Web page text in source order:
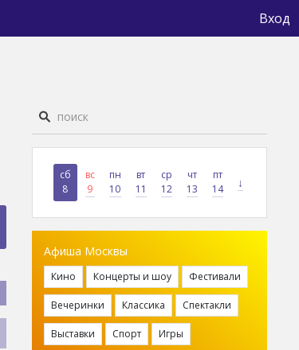
Вход
сб
8
вс
9
пн
10
вт
11
ср
12
чт
13
пт
14
↓
Афиша Москвы
Кино Концерты и шоу Фестивали
Вечеринки Классика Спектакли
Выставки Спорт
Игры